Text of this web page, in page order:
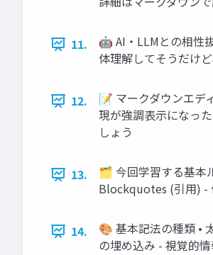
11.
🤖 AI・LLMとの相性
体理解してそうだけ
12.
📝 マークダウンエデ
現が強調表示になっ
しょう
13.
🗂️ 今回学習する基本
Blockquotes (引用) -
14.
🎨 基本記法の種類 •
の埋め込み - 視覚的